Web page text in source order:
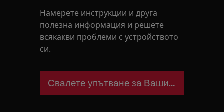
Намерете инструкции и друга
полезна информация и решете
всякакви проблеми с устройството
си.
Свалете упътване за Вашия уред